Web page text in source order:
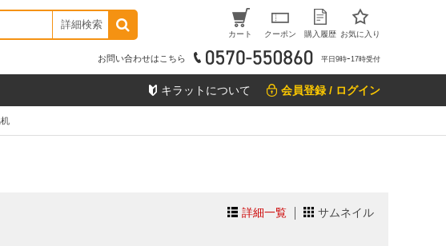
詳細検索
カート クーポン 購入履歴 お気に入り
お問い合わせはこちら 平日9時ｰ17時受付
キラットについて 会員登録 / ログイン
詳細一覧 サムネイル